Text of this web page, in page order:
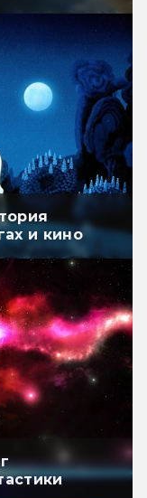
и кино